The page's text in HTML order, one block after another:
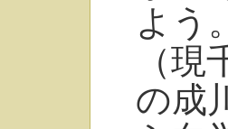
よう
（
の成